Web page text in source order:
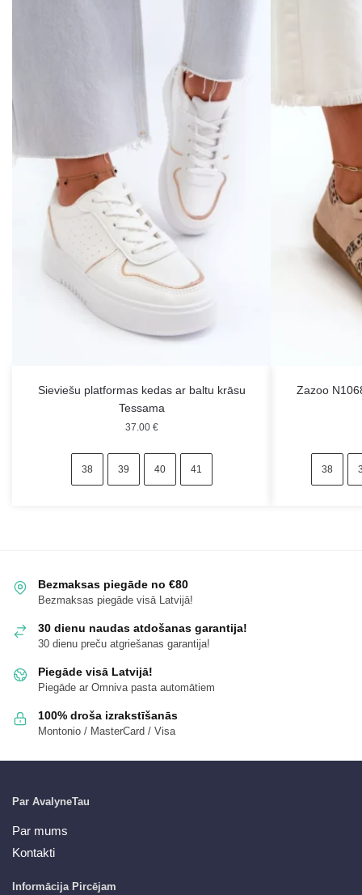
Sieviešu platformas kedas ar baltu krāsu
Tessama
37.00 €
38 39 40 41
Zazoo
38
Bezmaksas piegāde no €80
Bezmaksas piegāde visā Latvijā!
30 dienu naudas atdošanas garantija!
30 dienu preču atgriešanas garantija!
Piegāde visā Latvijā!
Piegāde ar Omniva pasta automātiem
100% droša izrakstīšanās
Montonio / MasterCard / Visa
Par AvalyneTau
Par mums
Kontakti
Informācija Pircējam